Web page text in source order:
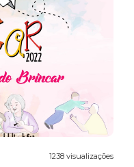
1238 visualizações